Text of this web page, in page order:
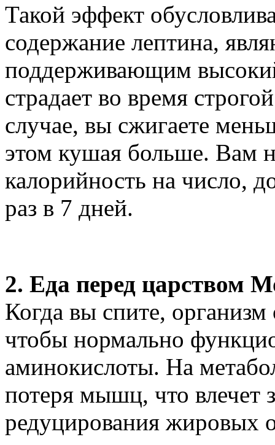
Такой эффект
содержание лептина,
поддерживающим
страдает во время
случае, вы сжигаете
этом кушая больше. Вам
калорийность на число,
раз в 7 дней.
2. Еда перед царством
Когда вы спите,
чтобы нормально
аминокислоты. На
потеря мышц, что влечет
редуцирования жировых